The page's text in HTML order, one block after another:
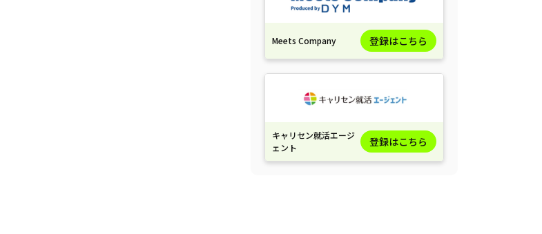
Meets Company 登録はこちら
キャリセン就活エージ
ェント
登録はこちら